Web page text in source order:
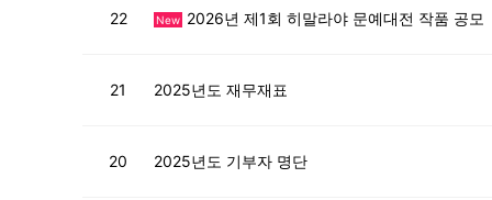
22 New 2026년 제1회 히말라야 문예대전 작품 공모
21 2025년도 재무재표
20 2025년도 기부자 명단